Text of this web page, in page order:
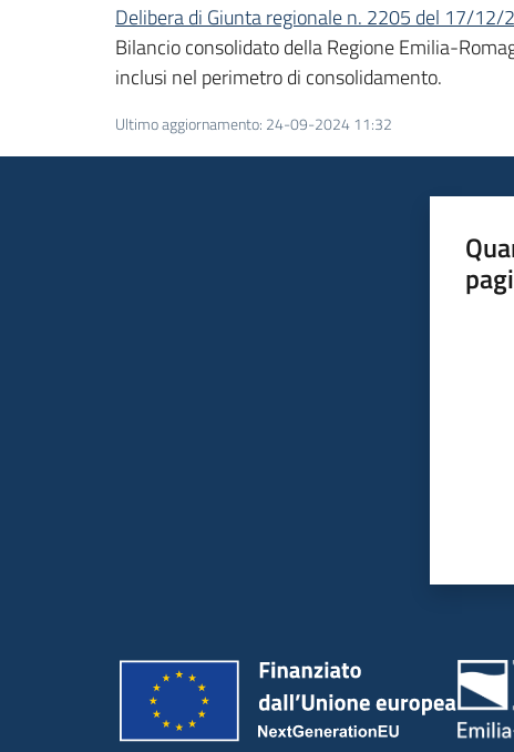
Delibera di Giunta regionale n. 2205 del 17/12/
Bilancio consolidato della Regione Emilia-
inclusi nel perimetro di consolidamento.
Ultimo aggiornamento: 24-09-2024 11:32